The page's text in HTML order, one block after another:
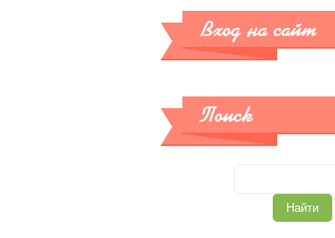
Вход на сайт
Поиск